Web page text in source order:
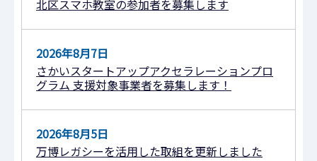
北区スマホ教室の参加者を募集します
2026年8月7日
さかいスタートアップアクセラレーションプロ
グラム 支援対象事業者を募集します！
2026年8月5日
万博レガシーを活用した取組を更新しました